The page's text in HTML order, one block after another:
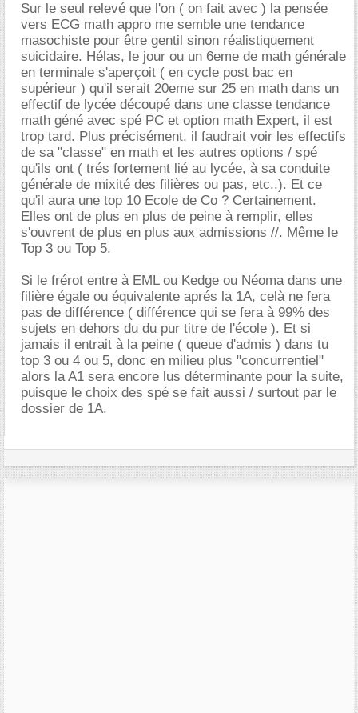
Sur le seul relevé que l'on ( on fait avec ) la pensée
vers ECG math appro me semble une tendance
masochiste pour être gentil sinon réalistiquement
suicidaire. Hélas, le jour ou un 6eme de math générale
en terminale s'aperçoit ( en cycle post bac en
supérieur ) qu'il serait 20eme sur 25 en math dans un
effectif de lycée découpé dans une classe tendance
math géné avec spé PC et option math Expert, il est
trop tard. Plus précisément, il faudrait voir les effectifs
de sa "classe" en math et les autres options / spé
qu'ils ont ( trés fortement lié au lycée, à sa conduite
générale de mixité des filières ou pas, etc..). Et ce
qu'il aura une top 10 Ecole de Co ? Certainement.
Elles ont de plus en plus de peine à remplir, elles
s'ouvrent de plus en plus aux admissions //. Même le
Top 3 ou Top 5.
Si le frérot entre à EML ou Kedge ou Néoma dans une
filière égale ou équivalente aprés la 1A, celà ne fera
pas de différence ( différence qui se fera à 99% des
sujets en dehors du du pur titre de l'école ). Et si
jamais il entrait à la peine ( queue d'admis ) dans tu
top 3 ou 4 ou 5, donc en milieu plus "concurrentiel"
alors la A1 sera encore lus déterminante pour la suite,
puisque le choix des spé se fait aussi / surtout par le
dossier de 1A.